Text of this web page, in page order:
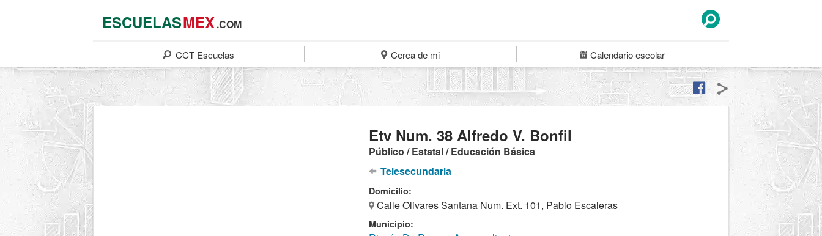
ESCUELASMEX.COM
CCT Escuelas Cerca de mi Calendarioescolar
Etv Num. 38 Alfredo V. Bonfil
Público / Estatal / Educación Básica
Telesecundaria
Domicilio:
Calle Olivares Santana Num. Ext. 101, Pablo Escaleras
Municipio: